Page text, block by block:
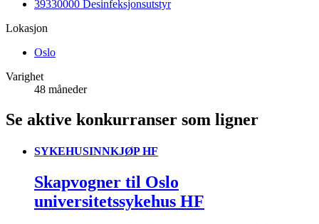
39330000 Desinfeksjonsutstyr
Lokasjon
Oslo
Varighet
48 måneder
Se aktive konkurranser som ligner
SYKEHUSINNKJØP HF
Skapvogner til Oslo
universitetssykehus HF